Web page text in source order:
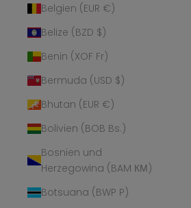
Belgien (EUR €)
Belize (BZD $)
Benin (XOF Fr)
Bermuda (USD $)
Bhutan (EUR €)
Bolivien (BOB Bs.)
Bosnien und
Herzegowina (BAM КМ)
Botsuana (BWP P)